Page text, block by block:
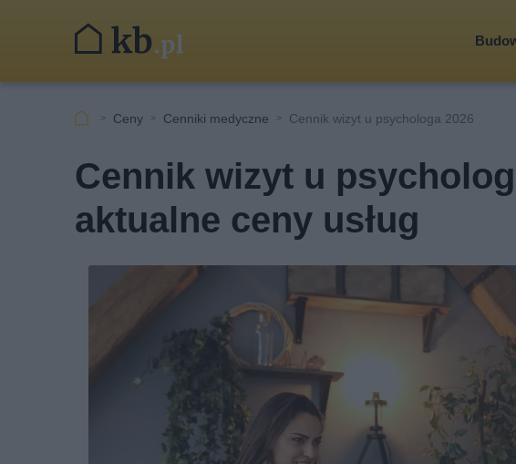
Ceny Cenniki medyczne Cennik wizyt u psychologa 2026
Cennik wizyt u
aktualne ceny usług